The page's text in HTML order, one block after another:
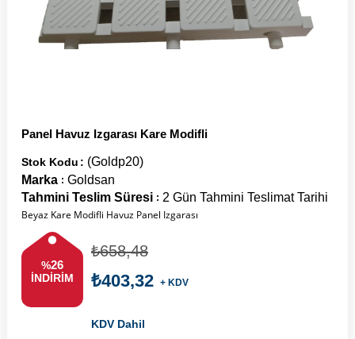
Panel Havuz Izgarası Kare Modifli
(Goldp20)
Stok Kodu
Marka : Goldsan
Tahmini Teslim Süresi : 2 Gün Tahmini Teslimat Tarihi
Beyaz Kare Modifli Havuz Panel Izgarası
%26
İNDIRIM
₺658,48
₺403,32 + KDV
KDV Dahil